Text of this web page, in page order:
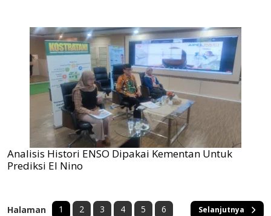
Analisis Histori ENSO Dipakai Kementan Untuk
Prediksi El Nino
Halaman 1 2 3 4 5 6 Selanjutnya